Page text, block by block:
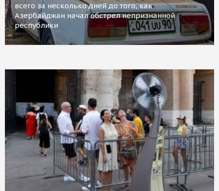
всего за несколько дней до того, как
Азербайджан начал обстрел непризнанной
республики